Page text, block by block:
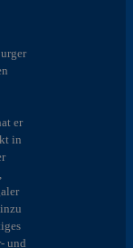
er
in
und